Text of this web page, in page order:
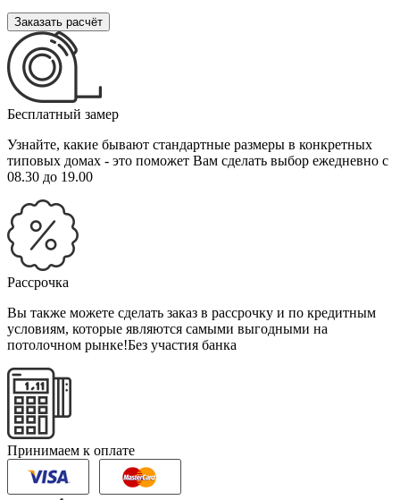
Заказать расчёт
Бесплатный замер
Узнайте, какие бывают стандартные размеры в конкретных
типовых домах - это поможет Вам сделать выбор ежедневно с
08.30 до 19.00
Рассрочка
Вы также можете сделать заказ в рассрочку и по кредитным
условиям, которые являются самыми выгодными на
потолочном рынке!Без участия банка
Принимаем к оплате